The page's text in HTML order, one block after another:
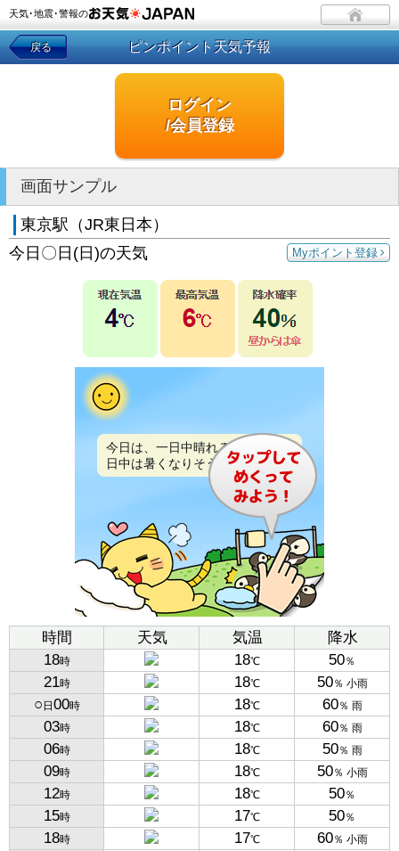
天気･地震･警報の
戻る ピンポイント天気予報
ログイン
/会員登録
画面サンプル
東京駅（JR東日本）
Myポイント登録
今日〇日(日)の天気
今日は、一日中晴れるでしょう。
日中は暑くなりそうです。
時間 天気 気温
降水
18時 18℃ 50％
21時 18℃ 50％ 小雨
○ 日 00時 18℃ 60％ 雨
03時 18℃ 60％ 雨
06時 18℃ 50％ 雨
09時 18℃ 50％ 小雨
12時 18℃ 50％
15時 17℃ 50％
18時 17℃ 60％ 小雨